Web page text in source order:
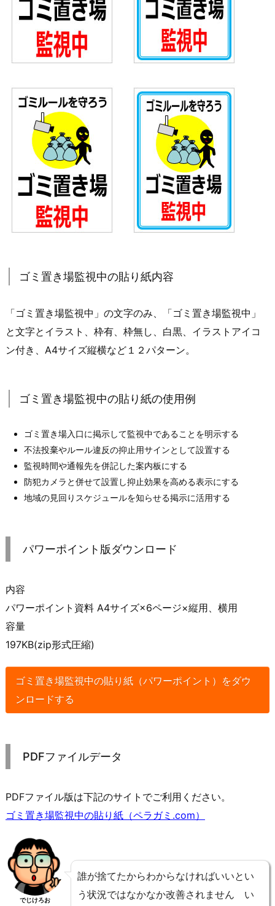
ゴミ置き場監視中の貼り紙内容
「ゴミ置き場監視中」の文字のみ、「ゴミ置き場監視中」
と文字とイラスト、枠有、枠無し、白黒、イラストアイコ
ン付き、A4サイズ縦横など１２パターン。
ゴミ置き場監視中の貼り紙の使用例
ゴミ置き場入口に掲示して監視中であることを明示する
不法投棄やルール違反の抑止用サインとして設置する
監視時間や通報先を併記した案内板にする
防犯カメラと併せて設置し抑止効果を高める表示にする
地域の見回りスケジュールを知らせる掲示に活用する
パワーポイント版ダウンロード
内容
パワーポイント資料 A4サイズ×6ページ×縦用、横用
容量
197KB(zip形式圧縮)
ゴミ置き場監視中の貼り紙（パワーポイント）をダウ
ンロードする
PDFファイルデータ
PDFファイル版は下記のサイトでご利用ください。
ゴミ置き場監視中の貼り紙（ペラガミ.com）
でじけろお
誰が捨てたからわからなければいいとい
う状況ではなかなか改善されません い